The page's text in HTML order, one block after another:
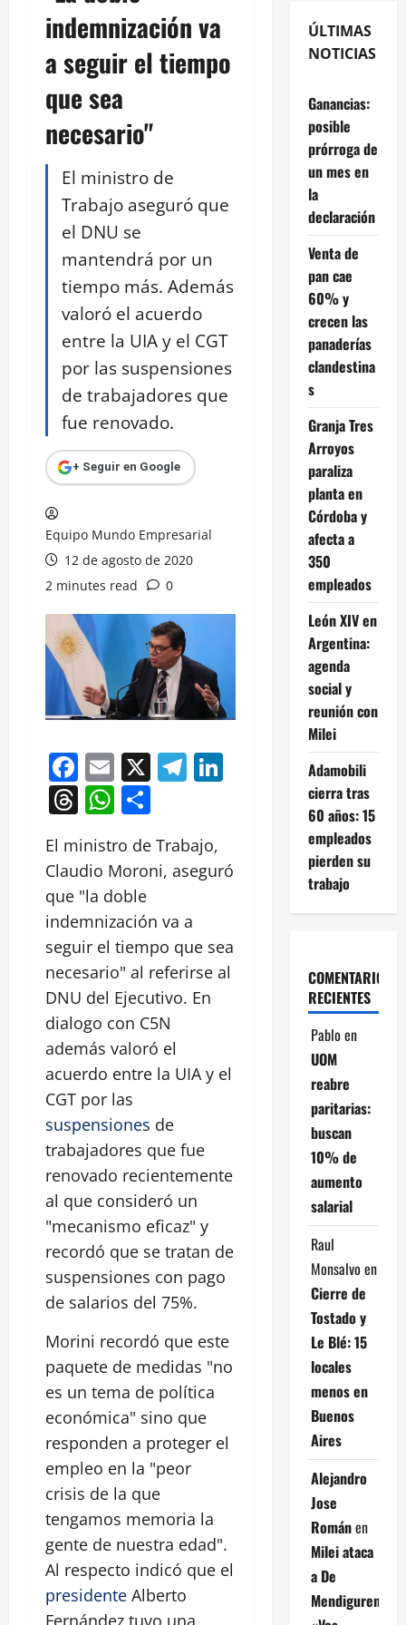
indemnización va
a seguir el tiempo
que sea
necesario"
El ministro de
Trabajo aseguró que
el DNU se
mantendrá por un
tiempo más. Además
valoró el acuerdo
entre la UIA y el CGT
por las suspensiones
de trabajadores que
fue renovado.
+ Seguir en Google
Equipo Mundo Empresarial
12 de agosto de 2020
2 minutes read
0
Facebook
Email
X Telegram
LinkedIn
Threads
WhatsApp
El ministro de Trabajo,
Claudio Moroni, aseguró
que "la doble
indemnización va a
seguir el tiempo que sea
necesario" al referirse al
DNU del Ejecutivo. En
dialogo con C5N
además valoró el
acuerdo entre la UIA y el
CGT por las
suspensiones de
trabajadores que fue
renovado recientemente
al que consideró un
"mecanismo eficaz" y
recordó que se tratan de
suspensiones con pago
de salarios del 75%.
Morini recordó que este
paquete de medidas "no
es un tema de política
económica" sino que
responden a proteger el
empleo en la "peor
crisis de la que
tengamos memoria la
gente de nuestra edad".
Al respecto indicó que el
presidente Alberto
ÚLTIMAS
NOTICIAS
Ganancias:
posible
prórroga de
un mes en
la
declaración
Venta de
pan cae
60% y
crecen las
panaderías
clandestina
s
Granja Tres
Arroyos
paraliza
planta en
Córdoba y
afecta a
350
empleados
León XIV en
Argentina:
agenda
social y
reunión con
Milei
Adamobili
cierra tras
60 años: 15
empleados
pierden su
trabajo
COMENTARIOS
RECIENTES
Pablo en
UOM
reabre
paritarias:
buscan
10% de
aumento
salarial
Raul
Monsalvo en
Cierre de
Tostado y
Le Blé: 15
locales
menos en
Buenos
Aires
Alejandro
Jose
Románen
Milei ataca
a De
Mendiguren: